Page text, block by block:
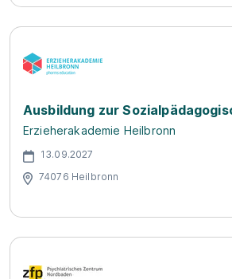
Ausbildung zur
Erzieherakademie Heilbronn
13.09.2027
74076 Heilbronn